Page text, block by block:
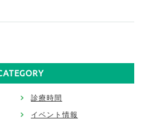
診療時間
イベント情報